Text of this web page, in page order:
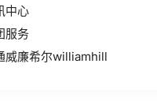
中心
服务
威廉希尔williamhill